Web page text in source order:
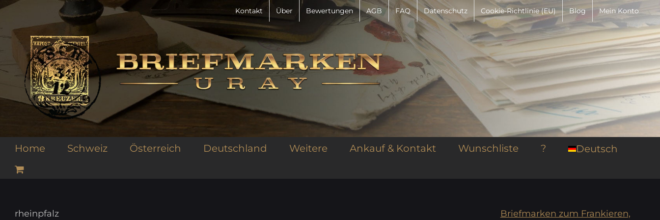
Zum
springen
Kontakt Über Bewertungen AGB FAQ Datenschutz Cookie-Richtlinie (EU) Blog Mein Konto
Home Schweiz Österreich Deutschland Weitere Ankauf & Kontakt Wunschliste ? Deutsch
rheinpfalz
Briefmarken zum Frankieren,